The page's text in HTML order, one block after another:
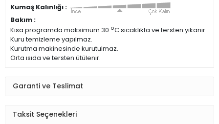
Kumaş Kalınlığı :
Bakım :
Kısa programda maksimum 30 oC sıcaklıkta ve tersten yıkanır.
Kuru temizleme yapılmaz.
Kurutma makinesinde kurutulmaz.
Orta ısıda ve tersten ütülenir.
Garanti ve Teslimat
Taksit Seçenekleri